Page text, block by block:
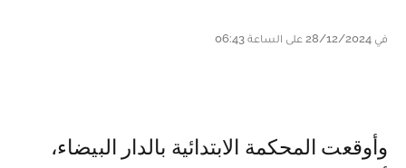
في 28/12/2024 على الساعة 06:43
وأوقعت المحكمة الابتدائية بالدار البيضاء،